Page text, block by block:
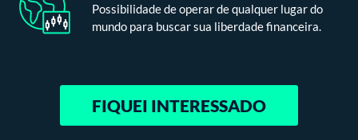
Possibilidade de operar de qualquer lugar do
mundo para buscar sua liberdade financeira.
FIQUEI INTERESSADO